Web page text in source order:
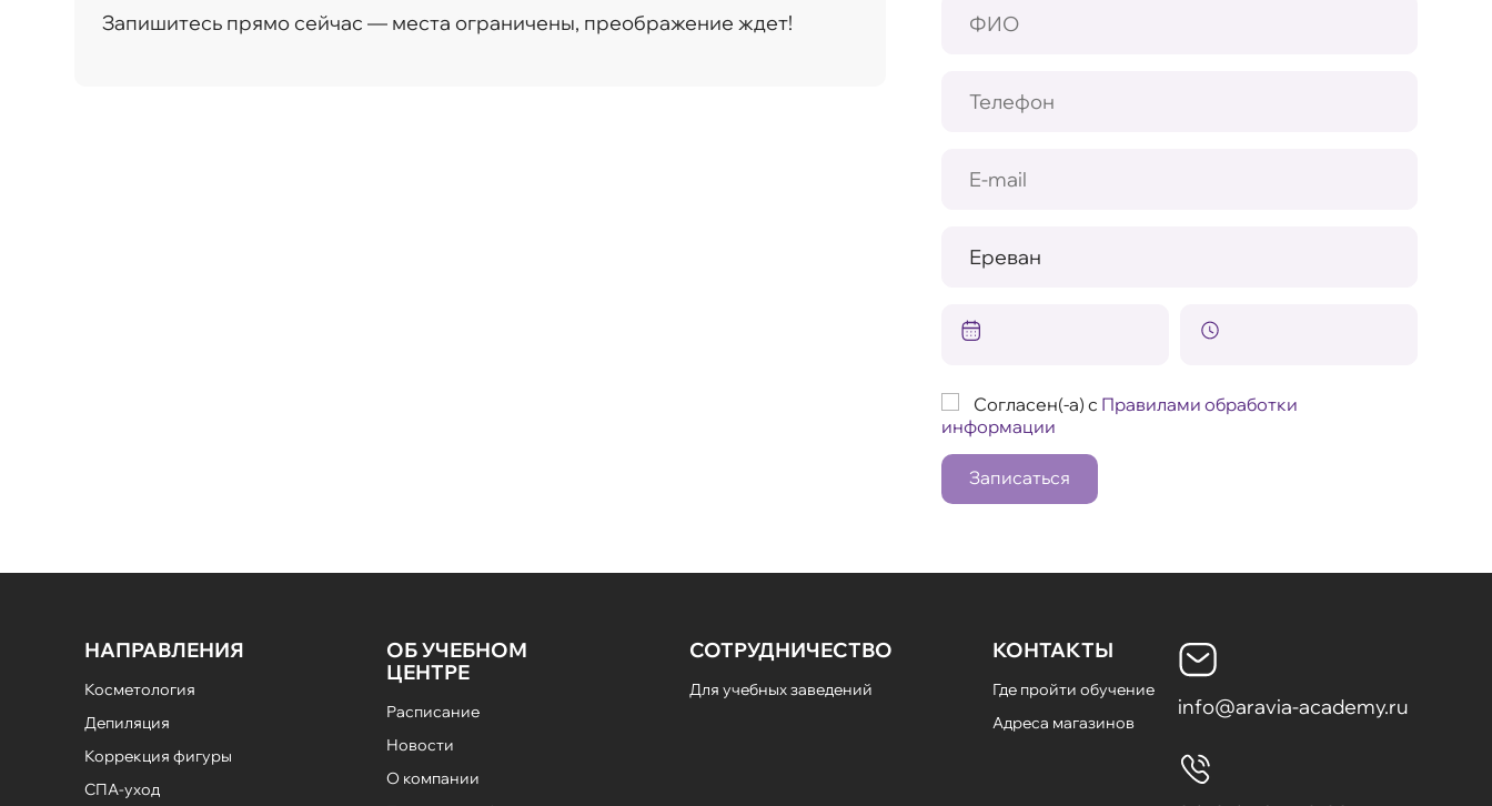
Запишитесь прямо сейчас — места ограничены, преображение ждет!
Согласен(-а) с Правилами обработки
информации
Записаться
НАПРАВЛЕНИЯ
Косметология
Депиляция
Коррекция фигуры
СПА-уход
ОБ УЧЕБНОМ
ЦЕНТРЕ
Расписание
Новости
О компании
СОТРУДНИЧЕСТВО
Для учебных заведений
КОНТАКТЫ
Где пройти обучение
Адреса магазинов
info@aravia-academy.ru